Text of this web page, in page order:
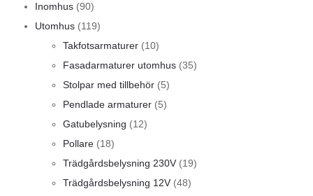
Inomhus (90)
Utomhus (119)
Takfotsarmaturer (10)
Fasadarmaturer utomhus (35)
Stolpar med tillbehör (5)
Pendlade armaturer (5)
Gatubelysning (12)
Pollare (18)
Trädgårdsbelysning 230V (19)
Trädgårdsbelysning 12V (48)